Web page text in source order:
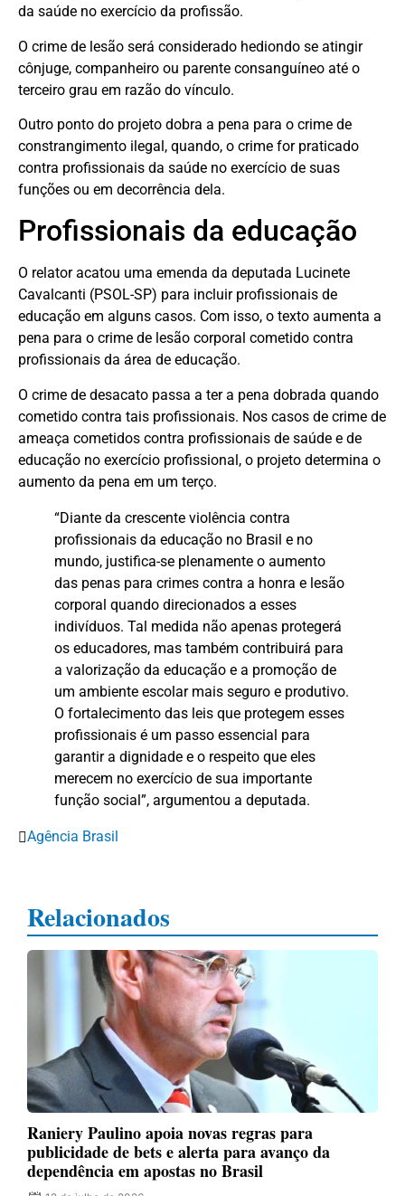
da saúde no exercício da profissão.
O crime de lesão será considerado hediondo se atingir
cônjuge, companheiro ou parente consanguíneo até o
terceiro grau em razão do vínculo.
Outro ponto do projeto dobra a pena para o crime de
constrangimento ilegal, quando, o crime for praticado
contra profissionais da saúde no exercício de suas
funções ou em decorrência dela.
Profissionais da educação
O relator acatou uma emenda da deputada Lucinete
Cavalcanti (PSOL-SP) para incluir profissionais de
educação em alguns casos. Com isso, o texto aumenta a
pena para o crime de lesão corporal cometido contra
profissionais da área de educação.
O crime de desacato passa a ter a pena dobrada quando
cometido contra tais profissionais. Nos casos de crime de
ameaça cometidos contra profissionais de saúde e de
educação no exercício profissional, o projeto determina o
aumento da pena em um terço.
“Diante da crescente violência contra
profissionais da educação no Brasil e no
mundo, justifica-se plenamente o aumento
das penas para crimes contra a honra e lesão
corporal quando direcionados a esses
indivíduos. Tal medida não apenas protegerá
os educadores, mas também contribuirá para
a valorização da educação e a promoção de
um ambiente escolar mais seguro e produtivo.
O fortalecimento das leis que protegem esses
profissionais é um passo essencial para
garantir a dignidade e o respeito que eles
merecem no exercício de sua importante
função social”, argumentou a deputada.
Agência Brasil
Relacionados
Raniery Paulino apoia novas regras para
publicidade de bets e alerta para avanço da
dependência em apostas no Brasil